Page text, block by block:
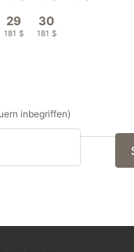
29
181 $
30
181 $
inbegriffen)